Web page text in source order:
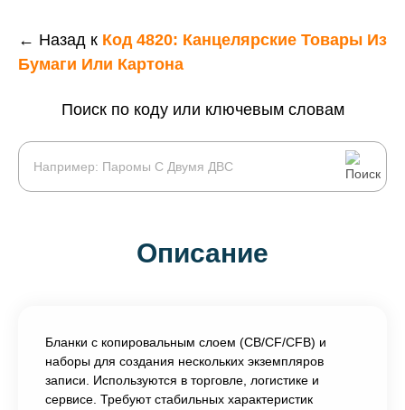
← Назад к Код 4820: Канцелярские Товары Из
Бумаги Или Картона
Поиск по коду или ключевым словам
Описание
Бланки с копировальным слоем (CB/CF/CFB) и
наборы для создания нескольких экземпляров
записи. Используются в торговле, логистике и
сервисе. Требуют стабильных характеристик